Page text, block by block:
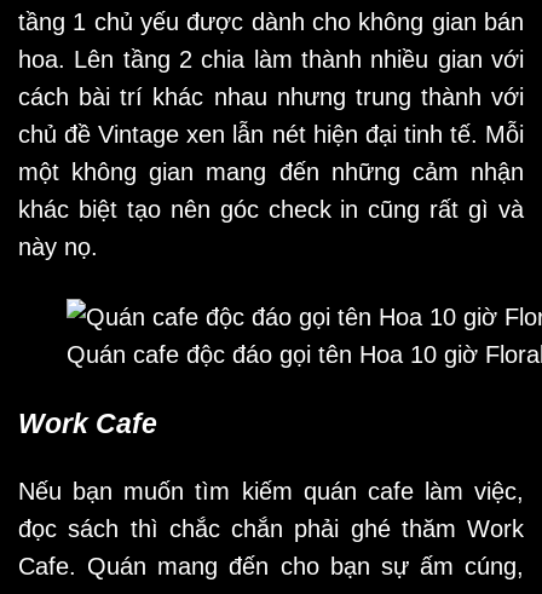
tầng 1 chủ yếu được dành cho không gian bán
hoa. Lên tầng 2 chia làm thành nhiều gian với
cách bài trí khác nhau nhưng trung thành với
chủ đề Vintage xen lẫn nét hiện đại tinh tế. Mỗi
một không gian mang đến những cảm nhận
khác biệt tạo nên góc check in cũng rất gì và
này nọ.
Quán cafe độc đáo gọi tên Hoa 10 giờ
Work Cafe
Nếu bạn muốn tìm kiếm quán cafe làm việc,
đọc sách thì chắc chắn phải ghé thăm Work
Cafe. Quán mang đến cho bạn sự ấm cúng,